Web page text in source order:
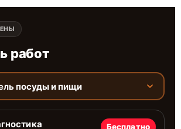
работ
посуды и пищи
Бесплатно